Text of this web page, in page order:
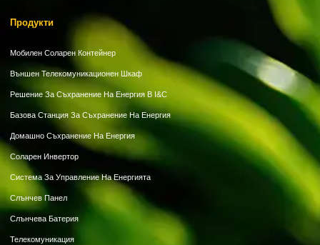
Продукти
Мобилен Соларен Контейнер
Външен Телекомуникационен Шкаф
Решение За Съхранение На Енергия В I&C
Базова Станция За Съхранение На Енергия
Домашно Съхранение На Енергия
Соларен Инвертор
Система За Управление На Енергията
Слънчев Панел
Слънчева Батерия
Телекомуникация